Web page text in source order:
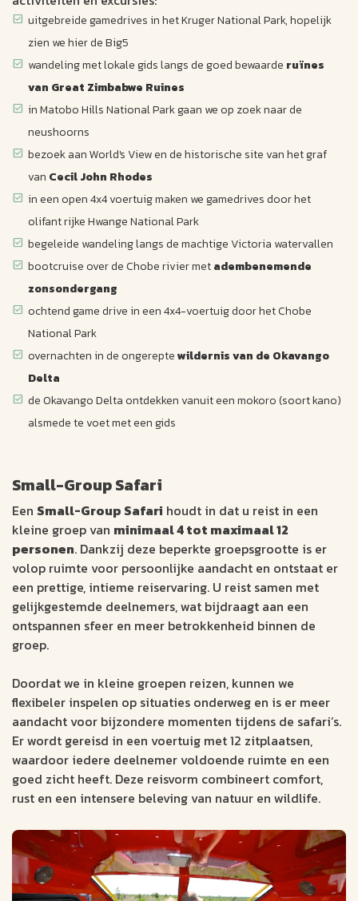
uitgebreide gamedrives in het Kruger National Park, hopelijk
zien we hier de Big5
wandeling met lokale gids langs de goed bewaarde ruïnes
van Great Zimbabwe Ruines
in Matobo Hills National Park gaan we op zoek naar de
neushoorns
bezoek aan World's View en de historische site van het graf
van Cecil John Rhodes
in een open 4x4 voertuig maken we gamedrives door het
olifant rijke Hwange National Park
begeleide wandeling langs de machtige Victoria watervallen
bootcruise over de Chobe rivier metadembenemende
zonsondergang
ochtend game drive in een 4x4-voertuig door het Chobe
National Park
overnachten in de ongereptewildernis van de Okavango
Delta
de Okavango Delta ontdekken vanuit een mokoro (soort kano)
alsmede te voet met een gids
Small-Group Safari
Een Small-Group Safari houdt in dat u reist in een
kleine groep van minimaal 4 tot maximaal 12
personen. Dankzij deze beperkte groepsgrootte is er
volop ruimte voor persoonlijke aandacht en ontstaat er
een prettige, intieme reiservaring. U reist samen met
gelijkgestemde deelnemers, wat bijdraagt aan een
ontspannen sfeer en meer betrokkenheid binnen de
groep.
Doordat we in kleine groepen reizen, kunnen we
flexibeler inspelen op situaties onderweg en is er meer
aandacht voor bijzondere momenten tijdens de safari’s.
Er wordt gereisd in een voertuig met 12 zitplaatsen,
waardoor iedere deelnemer voldoende ruimte en een
goed zicht heeft. Deze reisvorm combineert comfort,
rust en een intensere beleving van natuur en wildlife.